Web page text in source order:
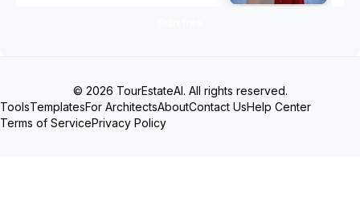
© 2026 TourEstateAI. All rights reserved.
ToolsTemplatesFor ArchitectsAboutContact UsHelp Center
Terms of ServicePrivacy Policy